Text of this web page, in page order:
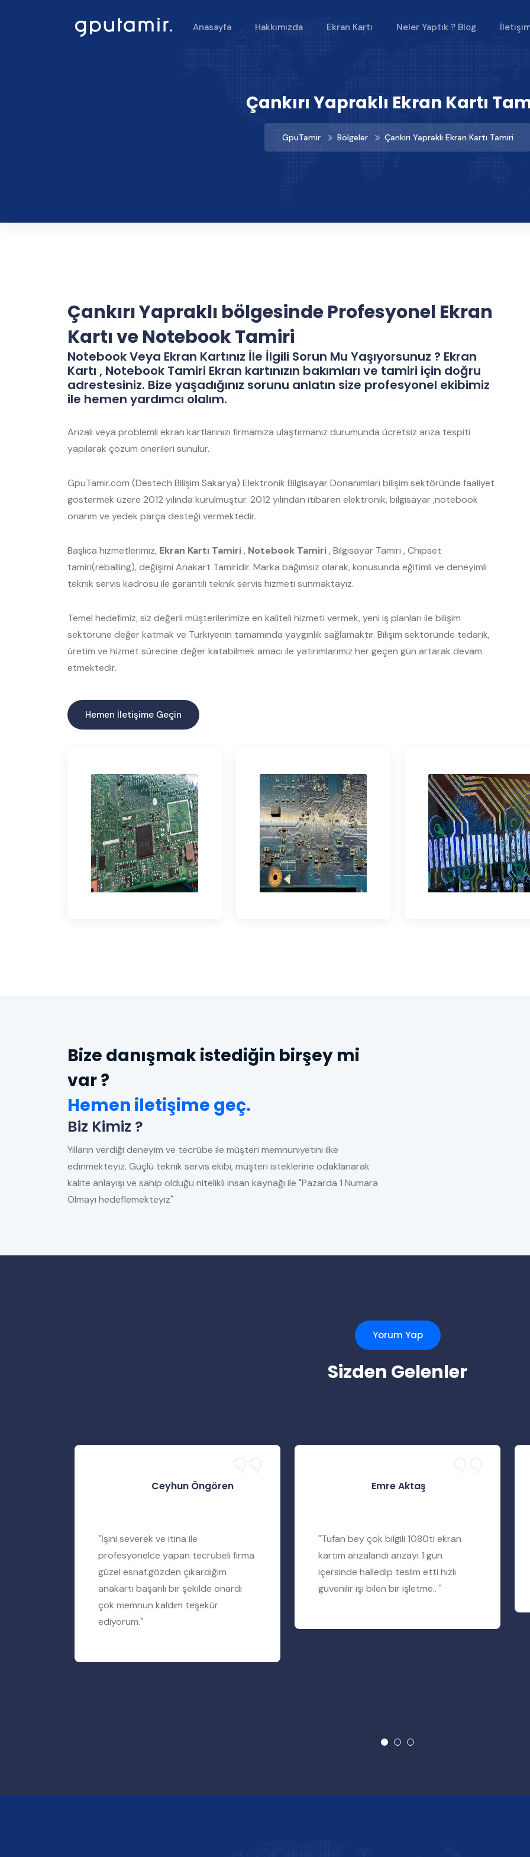
Anasayfa Hakkımızda Ekran Kartı Neler Yaptık ? Blog
Çankırı Yapraklı Ekran Kartı
GpuTamir Bölgeler Çankırı Yapraklı Ekran Kartı Tamiri
Çankırı Yapraklı bölgesinde Profesyonel Ekran
Kartı ve Notebook Tamiri
Notebook Veya Ekran Kartınız İle İlgili Sorun Mu Yaşıyorsunuz ? Ekran
Kartı , Notebook Tamiri Ekran kartınızın bakımları ve tamiri için doğru
adrestesiniz. Bize yaşadığınız sorunu anlatın size profesyonel ekibimiz
ile hemen yardımcı olalım.
Arızalı veya problemli ekran kartlarınızı firmamıza ulaştırmanız durumunda ücretsiz arıza tespiti
yapılarak çözüm önerileri sunulur.
GpuTamir.com (Destech Bilişim Sakarya) Elektronik Bilgisayar Donanımları bilişim sektöründe faaliyet
göstermek üzere 2012 yılında kurulmuştur. 2012 yılından itibaren elektronik, bilgisayar ,notebook
onarım ve yedek parça desteği vermektedir.
Başlıca hizmetlerimiz, Ekran Kartı Tamiri, Notebook Tamiri, Bilgisayar Tamiri , Chipset
tamiri(reballing), değişimi Anakart Tamiridir. Marka bağımsız olarak, konusunda eğitimli ve deneyimli
teknik servis kadrosu ile garantili teknik servis hizmeti sunmaktayız.
Temel hedefimiz, siz değerli müşterilerimize en kaliteli hizmeti vermek, yeni iş planları ile bilişim
sektörüne değer katmak ve Türkiyenin tamamında yaygınlık sağlamaktır. Bilişim sektöründe tedarik,
üretim ve hizmet sürecine değer katabilmek amacı ile yatırımlarımız her geçen gün artarak devam
etmektedir.
Hemen İletişime Geçin
Bize danışmak istediğin birşey mi
var ?
Hemen iletişime geç.
Biz Kimiz ?
Yılların verdiği deneyim ve tecrübe ile müşteri memnuniyetini ilke
edinmekteyiz. Güçlü teknik servis ekibi, müşteri isteklerine odaklanarak
kalite anlayışı ve sahip olduğu nitelikli insan kaynağı ile "Pazarda 1 Numara
Olmayı hedeflemekteyiz"
Yorum Yap
Sizden Gelenler
Ceyhun Öngören
"İşini severek ve itina ile
profesyonelce yapan tecrübeli firma
güzel esnaf.gözden çıkardığım
anakartı başarılı bir şekilde onardı
çok memnun kaldım teşekür
ediyorum."
Emre Aktaş
"Tufan bey çok bilgili 1080ti ekran
kartım arızalandı arızayı 1 gün
içersinde halledip teslim etti hızlı
güvenilir işi bilen bir işletme.. "